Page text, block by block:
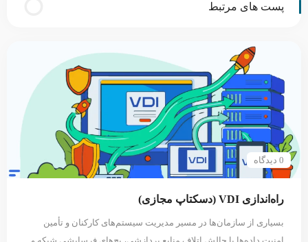
پست های مرتبط
0 دیدگاه
راه‌اندازی VDI (دسکتاپ مجازی)
بسیاری از سازمان‌ها در مسیر مدیریت سیستم‌های کارکنان و تأمین